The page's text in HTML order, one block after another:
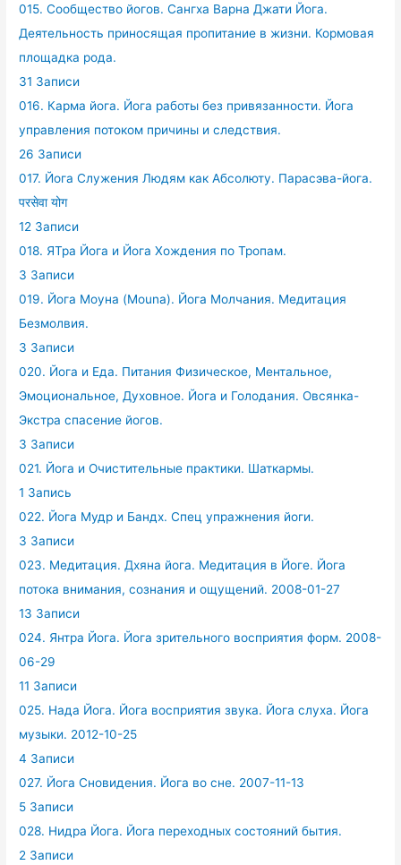
015. Сообщество йогов. Сангха Варна Джати Йога.
Деятельность приносящая пропитание в жизни. Кормовая
площадка рода.
31 Записи
016. Карма йога. Йога работы без привязанности. Йога
управления потоком причины и следствия.
26 Записи
017. Йога Служения Людям как Абсолюту. Парасэва-йога.
परसेवा योग
12 Записи
018. ЯТра Йога и Йога Хождения по Тропам.
3 Записи
019. Йога Моуна (Mouna). Йога Молчания. Медитация
Безмолвия.
3 Записи
020. Йога и Еда. Питания Физическое, Ментальное,
Эмоциональное, Духовное. Йога и Голодания. Овсянка-
Экстра спасение йогов.
3 Записи
021. Йога и Очистительные практики. Шаткармы.
1 Запись
022. Йога Мудр и Бандх. Спец упражнения йоги.
3 Записи
023. Медитация. Дхяна йога. Медитация в Йоге. Йога
потока внимания, сознания и ощущений. 2008-01-27
13 Записи
024. Янтра Йога. Йога зрительного восприятия форм. 2008-
06-29
11 Записи
025. Нада Йога. Йога восприятия звука. Йога слуха. Йога
музыки. 2012-10-25
4 Записи
027. Йога Сновидения. Йога во сне. 2007-11-13
5 Записи
028. Нидра Йога. Йога переходных состояний бытия.
2 Записи